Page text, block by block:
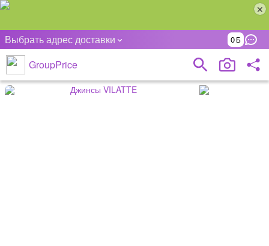
Выбрать адрес доставки 0
GroupPrice